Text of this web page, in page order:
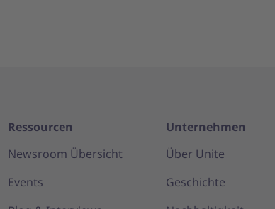
Ressourcen
Newsroom Übersicht
Events
Unternehmen
Über Unite
Geschichte